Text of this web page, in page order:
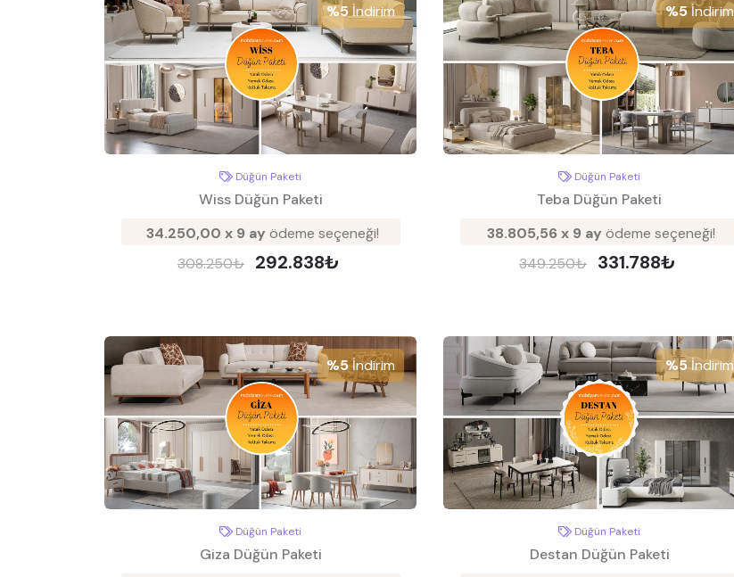
%5İndirim
Düğün Paketi
Wiss Düğün Paketi
34.250,00 x 9 ay ödeme seçeneği!
308.250₺
292.838₺
%5İndirim
Düğün Paketi
Teba Düğün Paketi
38.805,56 x 9 ay ödeme seçeneği!
349.250₺
331.788₺
%5İndirim
Düğün Paketi
Giza Düğün Paketi
%5 İndirim
Düğün Paketi
Destan Düğün Paketi